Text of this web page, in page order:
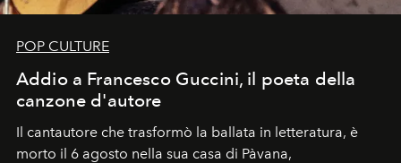
POP CULTURE
Addio a Francesco Guccini, il poeta della
canzone d'autore
Il cantautore che trasformò la ballata in letteratura, è
morto il 6 agosto nella sua casa di Pàvana,